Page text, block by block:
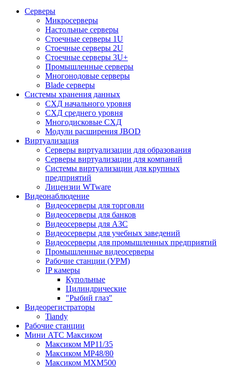
Серверы
Микросерверы
Настольные серверы
Стоечные серверы 1U
Стоечные серверы 2U
Стоечные серверы 3U+
Промышленные серверы
Многонодовые серверы
Blade серверы
Системы хранения данных
СХД начального уровня
СХД среднего уровня
Многодисковые СХД
Модули расширения JBOD
Виртуализация
Серверы виртуализации для образования
Серверы виртуализации для компаний
Системы виртуализации для крупных
предприятий
Лицензии WTware
Видеонаблюдение
Видеосерверы для торговли
Видеосерверы для банков
Видеосерверы для АЗС
Видеосерверы для учебных заведений
Видеосерверы для промышленных предприятий
Промышленные видеосерверы
Рабочие станции (УРМ)
IP камеры
Купольные
Цилиндрические
"Рыбий глаз"
Видеорегистраторы
Tiandy
Рабочие станции
Мини АТС Максиком
Максиком MP11/35
Максиком MP48/80
Максиком MXM500